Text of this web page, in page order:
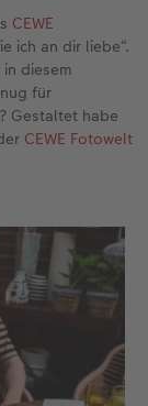
CEWE
ich an dir liebe“.
diesem
für
Gestaltet habe
CEWE Fotowelt